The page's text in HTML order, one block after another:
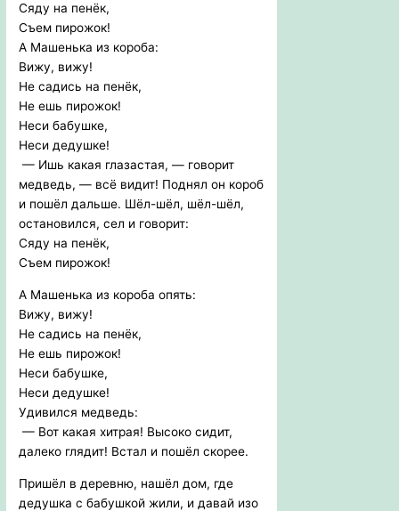
Сяду на пенёк,
Съем пирожок!
А Машенька из короба:
Вижу, вижу!
Не садись на пенёк,
Не ешь пирожок!
Неси бабушке,
Неси дедушке!
— Ишь какая глазастая, — говорит
медведь, — всё видит! Поднял он короб
и пошёл дальше. Шёл-шёл, шёл-шёл,
остановился, сел и говорит:
Сяду на пенёк,
Съем пирожок!
А Машенька из короба опять:
Вижу, вижу!
Не садись на пенёк,
Не ешь пирожок!
Неси бабушке,
Неси дедушке!
Удивился медведь:
— Вот какая хитрая! Высоко сидит,
далеко глядит! Встал и пошёл скорее.
Пришёл в деревню, нашёл дом, где
дедушка с бабушкой жили, и давай изо